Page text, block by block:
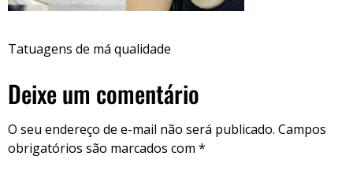
Tatuagens de má qualidade
Deixe um comentário
O seu endereço de e-mail não será publicado. Campos
obrigatórios são marcados com *